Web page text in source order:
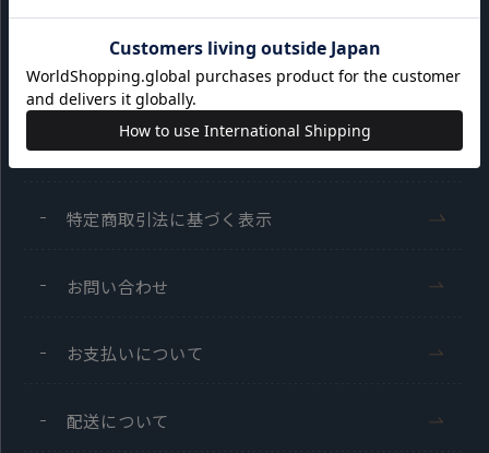
サイト利用規約
会員利用規約
プライバシーポリシー
特定商取引法に基づく表示
お問い合わせ
お支払いについて
配送について